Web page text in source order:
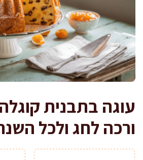
עוגה בתבנית
ורכה לחג ולכל